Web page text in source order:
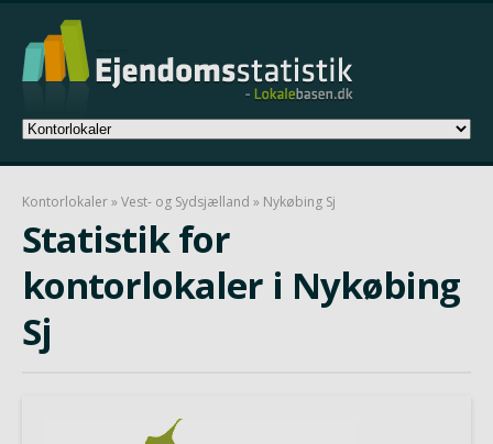
Kontorlokaler»Vest- og Sydsjælland » Nykøbing Sj
Statistik for
kontorlokaler i Nykøbing
Sj